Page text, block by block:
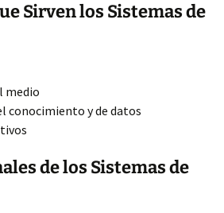
Sirven los Sistemas de
medio
conocimiento y de datos
de los Sistemas de